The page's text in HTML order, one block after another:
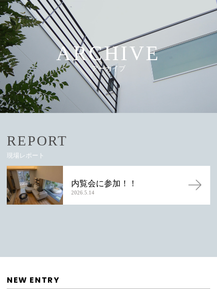
ARCHIVE
アーカイブ
REPORT
現場レポート
内覧会に参加！！
2026.5.14
NEW ENTRY